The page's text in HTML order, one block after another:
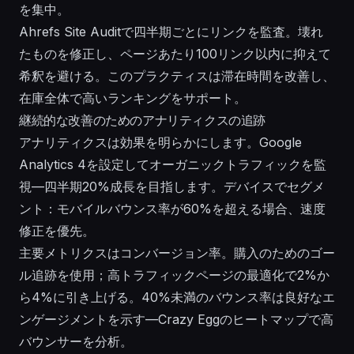
を集中。
Ahrefs Site Auditで四半期ごとにリンクを監査。壊れ
たものを修正し、ページあたり100リンク以内に抑えて
希釈を避ける。このプラクティスは滞在時間を改善し、
在庫全体で高いランキングをサポート。
継続的な改善のためのアナリティクスの追跡
アナリティクスは効果を明らかにします。Google
Analytics 4を設定してオーガニックトラフィックを監
視—四半期20%成長を目指します。デバイスでセグメ
ント：モバイルバウンス率が60%を超える場合、速度
修正を優先。
主要メトリクスはコンバージョン率。購入のためのゴー
ル追跡を使用；高トラフィックページの最適化で2%か
ら4%に引き上げる。40%未満のバウンス率は良好なエ
ンゲージメントを示す—Crazy Eggのヒートマップで高
バウンサーを分析。